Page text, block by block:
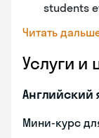
students
Читать
Услуги и
Английский
Мини-курс